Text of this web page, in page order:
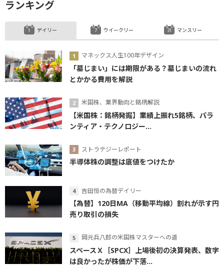
ランキング
デイリー
マネックス人生100年デザイン
「墓じまい」には期限がある？墓じまいの流れ
とかかる費用を解説
米国株、業界動向と銘柄解説
【米国株：銘柄発掘】業績上振れ5銘柄、パラ
ンティア・テクノロジー...
ストラテジーレポート
半導体株の調整は底値をつけたか
吉田恒の為替デイリー
【為替】120日MA（移動平均線）割れが示す円
売り取引の損失
岡元兵八郎の米国株マスターへの道
スペースＸ［SPCX］上場後初の決算発表、数字
は良かったが株価が下落...
ウイークリー マンスリー